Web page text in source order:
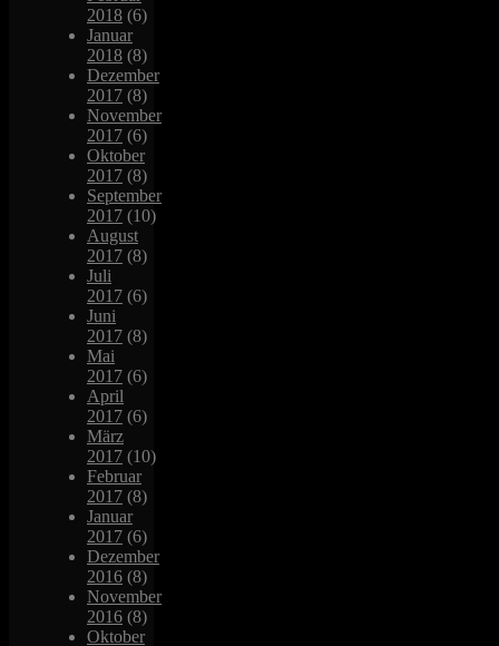
2018 (6)
Januar
2018 (8)
Dezember
2017 (8)
November
2017 (6)
Oktober
2017 (8)
September
2017 (10)
August
2017 (8)
Juli
2017 (6)
Juni
2017 (8)
Mai
2017 (6)
April
2017 (6)
März
2017 (10)
Februar
2017 (8)
Januar
2017 (6)
Dezember
2016 (8)
November
2016 (8)
Oktober